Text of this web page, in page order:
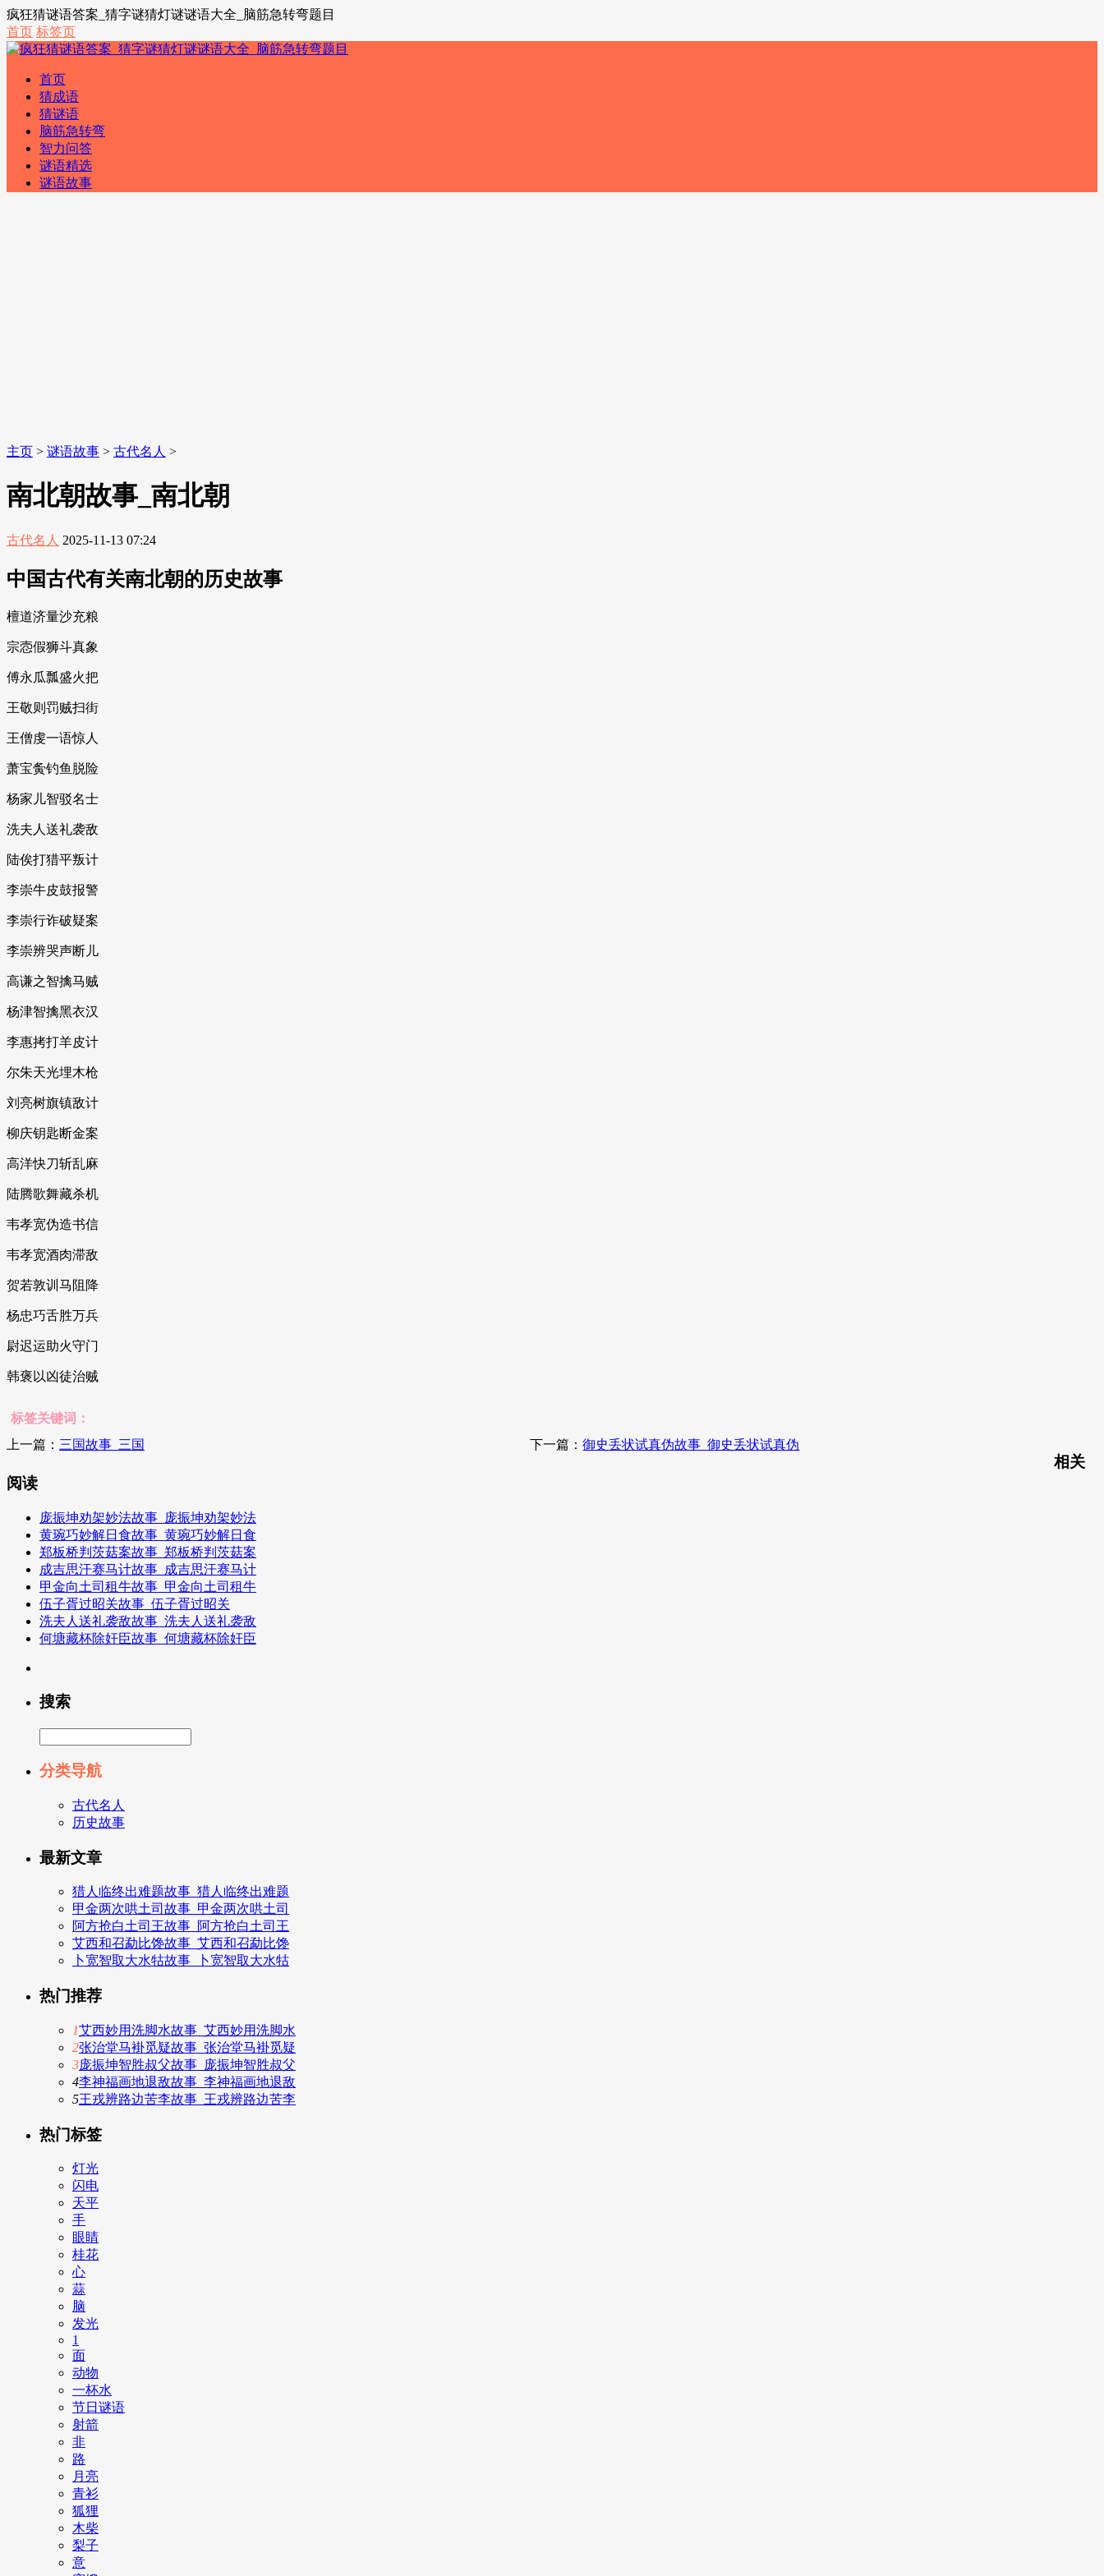
疯狂猜谜语答案_猜字谜猜灯谜谜语大全_脑筋急转弯题目
首页 标签页
首页
猜成语
猜谜语
脑筋急转弯
智力问答
谜语精选
谜语故事
主页 > 谜语故事 > 古代名人 >
南北朝故事_南北朝
古代名人 2025-11-13 07:24
中国古代有关南北朝的历史故事
檀道济量沙充粮
宗悫假狮斗真象
傅永瓜瓢盛火把
王敬则罚贼扫街
王僧虔一语惊人
萧宝夤钓鱼脱险
杨家儿智驳名士
洗夫人送礼袭敌
陆俟打猎平叛计
李崇牛皮鼓报警
李崇行诈破疑案
李崇辨哭声断儿
高谦之智擒马贼
杨津智擒黑衣汉
李惠拷打羊皮计
尔朱天光埋木枪
刘亮树旗镇敌计
柳庆钥匙断金案
高洋快刀斩乱麻
陆腾歌舞藏杀机
韦孝宽伪造书信
韦孝宽酒肉滞敌
贺若敦训马阻降
杨忠巧舌胜万兵
尉迟运助火守门
韩褒以凶徒治贼
标签关键词：
上一篇： 三国故事_三国 下一篇：御史丢状试真伪故事_御史丢状试真伪
相关
阅读
庞振坤劝架妙法故事_庞振坤劝架妙法
黄琬巧妙解日食故事_黄琬巧妙解日食
郑板桥判茨菇案故事_郑板桥判茨菇案
成吉思汗赛马计故事_成吉思汗赛马计
甲金向土司租牛故事_甲金向土司租牛
伍子胥过昭关故事_伍子胥过昭关
洗夫人送礼袭敌故事_洗夫人送礼袭敌
何塘藏杯除奸臣故事_何塘藏杯除奸臣
搜索
分类导航
古代名人
历史故事
最新文章
猎人临终出难题故事_猎人临终出难题
甲金两次哄土司故事_甲金两次哄土司
阿方抢白土司王故事_阿方抢白土司王
艾西和召勐比馋故事_艾西和召勐比馋
卜宽智取大水牯故事_卜宽智取大水牯
热门推荐
1艾西妙用洗脚水故事_艾西妙用洗脚水
2张治堂马褂觅疑故事_张治堂马褂觅疑
3庞振坤智胜叔父故事_庞振坤智胜叔父
4李神福画地退敌故事_李神福画地退敌
5王戎辨路边苦李故事_王戎辨路边苦李
热门标签
灯光
闪电
天平
手
眼睛
桂花
心
蒜
脑
发光
1
面
动物
一杯水
节日谜语
射箭
非
路
月亮
青衫
狐狸
木柴
梨子
意